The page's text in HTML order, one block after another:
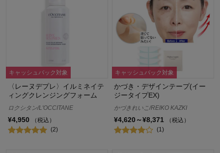
キャッシュバック対象
〈レーヌデプレ〉イルミネイテ
ィングクレンジングフォーム
ロクシタン/L'OCCITANE
¥4,950
（税込）
(2)
キャッシュバック対象
かづき・デザインテープ(イー
ジータイプEX)
かづきれいこ/REIKO KAZKI
¥4,620～¥8,371
（税込）
(1)